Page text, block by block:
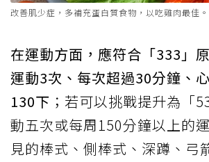
改善肌少症，多補充蛋白質食物，以吃雞肉最佳。
在運動方面，應符合「333」
運動3次、每次超過30分鐘、
130下 ；若可以挑戰提升為「
動五次或每周150分鐘以上的
見的棒式、側棒式、深蹲、弓